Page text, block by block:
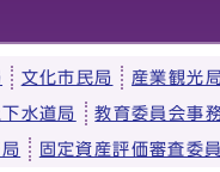
文化市民局 産業観光
下水道局 教育委員会事
固定資産評価審査委